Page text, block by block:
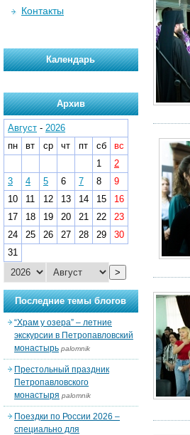
Контакты
Календарь
Архив
Август - 2026
пн
вт ср чт пт сб
вс
1
2
3
4 5 6 7 8
9
10
11 12 13 14 15
16
17
18 19 20 21 22
23
24
25 26 27 28 29
30
31
>
Последние темы блогов
“Храм у озера” – летние
экскурсии в Петропавловский
монастырь palomnik
Престольный праздник
Петропавловского
монастыря palomnik
Поездки по России 2026 –
специально для